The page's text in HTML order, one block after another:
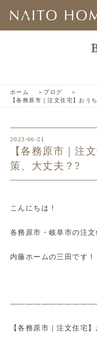
ホーム
ブログ
【各務原市｜注文住宅】おう
2023-06-21
【各務原市｜注
策、大丈夫？?
こんにちは！
各務原市・岐阜市の注文
内藤ホームの三田です！
【各務原市｜注文住宅